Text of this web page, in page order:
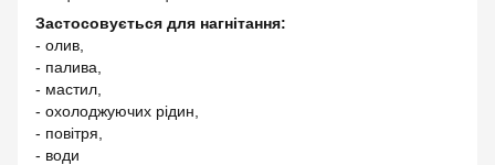
Застосовується для нагнітання:
- олив,
- палива,
- мастил,
- охолоджуючих рідин,
- повітря,
- води